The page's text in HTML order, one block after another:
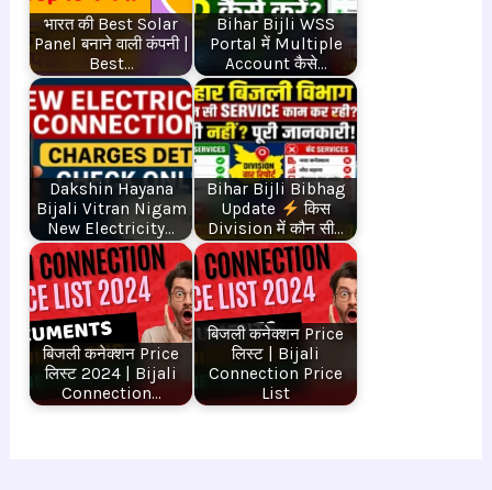
भारत की Best Solar
Panel बनाने वाली कंपनी |
Best…
Bihar Bijli WSS
Portal में Multiple
Account कैसे…
Dakshin Hayana
Bijali Vitran Nigam
New Electricity…
Bihar Bijli Bibhag
Update
किस
Division में कौन सी…
बिजली कनेक्शन Price
लिस्ट 2024 | Bijali
Connection…
बिजली कनेक्शन Price
लिस्ट | Bijali
Connection Price
List